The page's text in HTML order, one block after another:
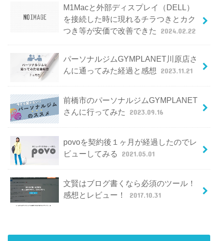
M1Macと外部ディスプレイ（DELL）
を接続した時に現れるチラつきとカク
つき等が安価で改善できた
2024.02.22
パーソナルジムGYMPLANET川原店さ
んに通ってみた経過と感想 2023.11.21
前橋市のパーソナルジムGYMPLANET
さんに行ってみた
2023.09.16
povoを契約後１ヶ月が経過したのでレ
ビューしてみる
2021.05.01
文賢はブログ書くなら必須のツール！
感想とレビュー！
2017.10.31